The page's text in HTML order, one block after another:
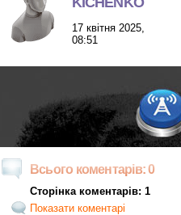
17 квітня 2025,
08:51
Всього коментарів: 0
Сторінка коментарів: 1
Показати коментарі